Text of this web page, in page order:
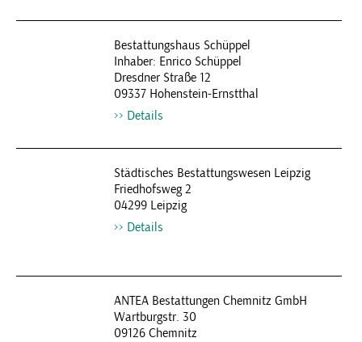
Bestattungshaus Schüppel
Inhaber: Enrico Schüppel
Dresdner Straße 12
09337 Hohenstein-Ernstthal
Details
Städtisches Bestattungswesen Leipzig
Friedhofsweg 2
04299 Leipzig
Details
ANTEA Bestattungen Chemnitz GmbH
Wartburgstr. 30
09126 Chemnitz